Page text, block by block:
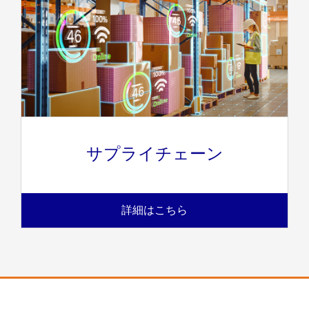
サプライチェーン
詳細はこちら